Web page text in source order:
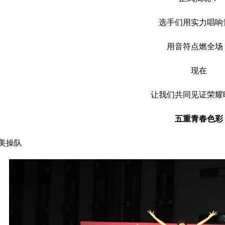
选手们用实力唱响
用音符点燃全场
现在
让我们共同见证荣耀
五重青春色彩
操队